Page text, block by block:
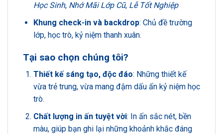
Học Sinh, Nhớ Mãi Lớp Cũ, Lễ Tốt Nghiệp
Khung check-in và backdrop: Chủ đề trường
lớp, học trò, kỷ niệm thanh xuân.
Tại sao chọn chúng tôi?
Thiết kế sáng tạo, độc đáo: Những thiết kế
vừa trẻ trung, vừa mang đậm dấu ấn kỷ niệm học
trò.
Chất lượng in ấn tuyệt vời: In ấn sắc nét, bền
màu, giúp bạn ghi lại những khoảnh khắc đáng